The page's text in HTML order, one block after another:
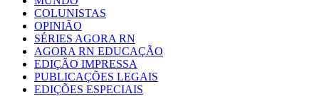
COLUNISTAS
OPINIÃO
SÉRIES AGORA RN
AGORA RN EDUCAÇÃO
EDIÇÃO IMPRESSA
PUBLICAÇÕES LEGAIS
EDIÇÕES ESPECIAIS